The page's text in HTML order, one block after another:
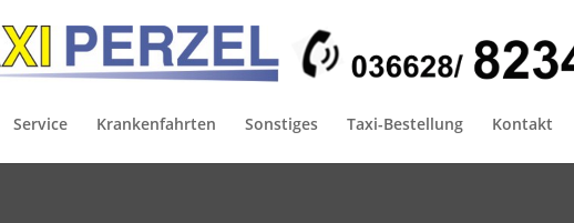
Service Krankenfahrten Sonstiges Taxi-Bestellung Kontakt